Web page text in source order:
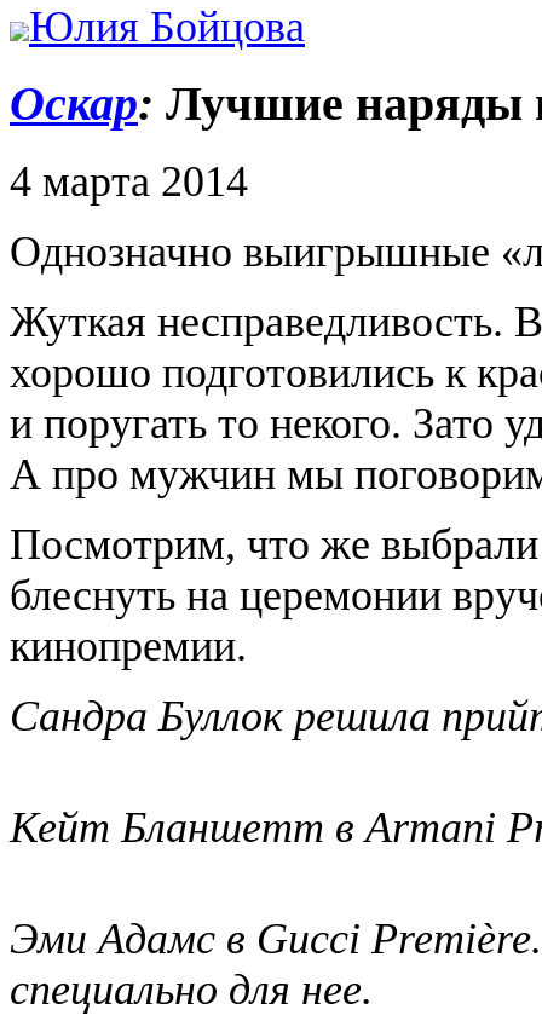
Юлия Бойцова
Оскар: Лучшие наряды
4 марта 2014
Однозначно выигрышные
Жуткая несправедливость.
хорошо подготовились к
и поругать то некого. Зато
А про мужчин мы
Посмотрим, что же выбрали
блеснуть на церемонии
кинопремии.
Сандра Буллок решила
Кейт Бланшетт в Armani
Эми Адамс в Gucci
специально для нее.